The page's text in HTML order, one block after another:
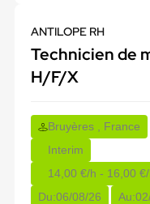
ANTILOPE RH
Technicien de
H/F/X
Bruyères , France
Interim
14,00 €/h - 16,00
Du:06/08/26 Au: